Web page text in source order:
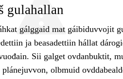
gulahallan
gálggaid mat gáibiduvvojit
ja beasadettiin hállat
Sii galget ovdanbuktit,
plánejuvvon, olbmuid